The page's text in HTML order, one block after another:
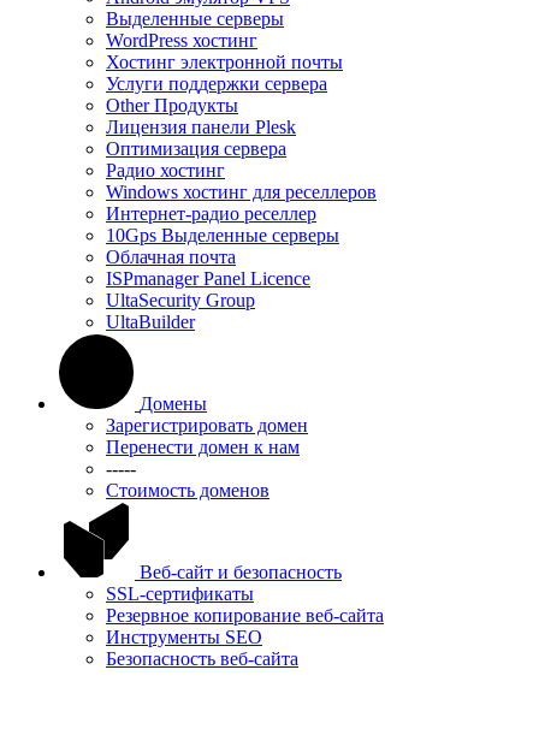
Выделенные серверы
WordPress хостинг
Хостинг электронной почты
Услуги поддержки сервера
Other Продукты
Лицензия панели Plesk
Оптимизация сервера
Радио хостинг
Windows хостинг для реселлеров
Интернет-радио реселлер
10Gps Выделенные серверы
Облачная почта
ISPmanager Panel Licence
UltaSecurity Group
UltaBuilder
Домены
Зарегистрировать домен
Перенести домен к нам
-----
Стоимость доменов
Веб-сайт и безопасность
SSL-сертификаты
Резервное копирование веб-сайта
Инструменты SEO
Безопасность веб-сайта